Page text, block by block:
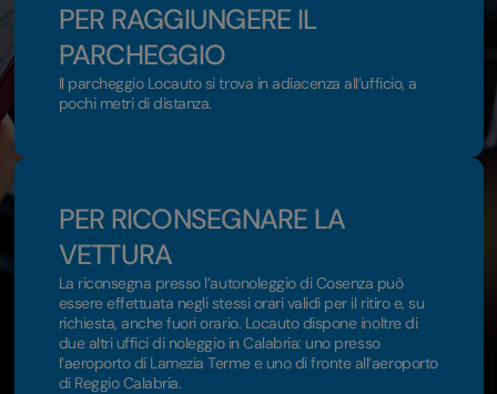
PER RAGGIUNGERE IL
PARCHEGGIO
Il parcheggio Locauto si trova in adiacenza all’ufficio, a
pochi metri di distanza.
PER RICONSEGNARE LA
VETTURA
La riconsegna presso l’autonoleggio di Cosenza può
essere effettuata negli stessi orari validi per il ritiro e, su
richiesta, anche fuori orario. Locauto dispone inoltre di
due altri uffici di noleggio in Calabria: uno presso
l’aeroporto di Lamezia Terme e uno di fronte all’aeroporto
di Reggio Calabria.